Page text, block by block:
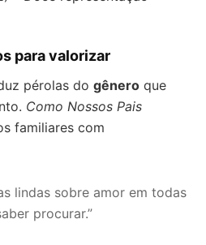
para valorizar
pérolas do gênero que
Como Nossos Pais
familiares com
lindas sobre amor em todas
procurar.”